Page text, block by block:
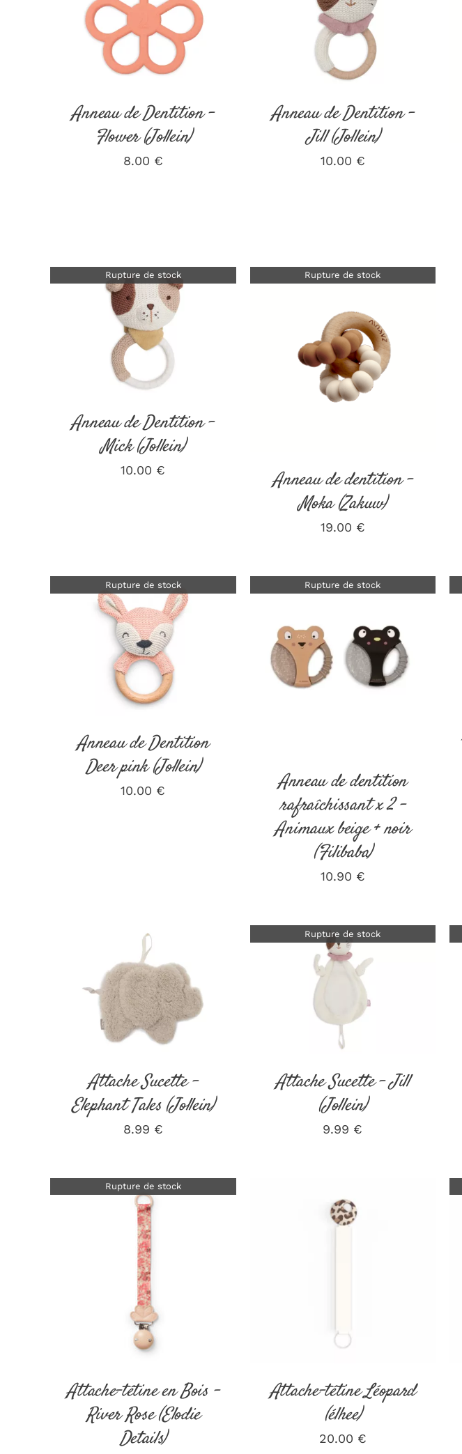
DÉTAILS
Anneau de Dentition –
Flower (Jollein)
8.00 €
DÉTAILS
Anneau de Dentition –
Jill (Jollein)
10.00 €
Rupture de stock
DÉTAILS
Anneau de Dentition –
Mick (Jollein)
10.00 €
Rupture de stock
DÉTAILS
Anneau de dentition –
Moka (Zakuw)
19.00 €
Rupture de stock
DÉTAILS
Anneau de Dentition
Deer pink (Jollein)
10.00 €
Rupture de stock
DÉTAILS
Anneau de dentition
rafraîchissant x 2 –
Animaux beige + noir
(Filibaba)
10.90 €
AJOUTER AU PANIER
/
DÉTAILS
Attache Sucette –
Elephant Tales (Jollein)
8.99 €
Rupture de stock
Attache Sucette – Jill
(Jollein)
9.99 €
Rupture de stock
DÉTAILS
Attache-tétine en Bois –
River Rose (Elodie
Details)
Attache-tétine Léopard
(élhee)
20.00 €